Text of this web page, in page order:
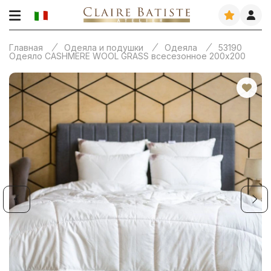
Главная Одеяла и подушки Одеяла
53190
Одеяло CASHMERE WOOL GRASS всесезонное 200х200